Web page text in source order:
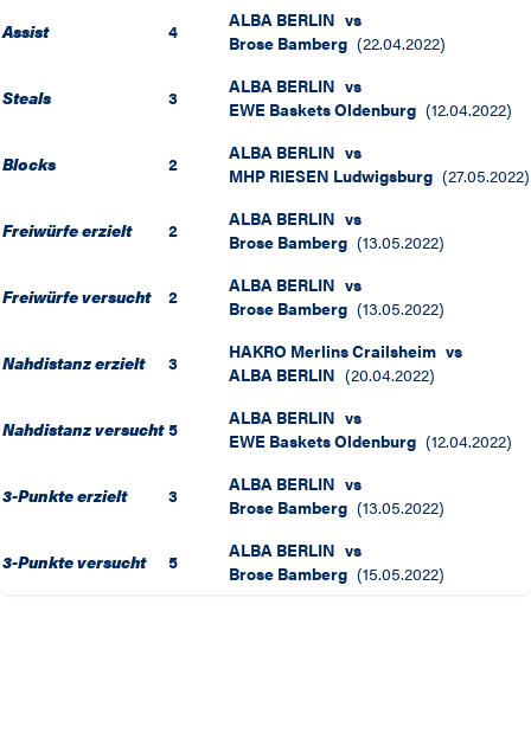
Assist 4 ALBA BERLIN vs
Brose Bamberg (22.04.2022)
Steals 3 ALBA BERLIN vs
EWE Baskets Oldenburg (12.04.2022)
Blocks 2 ALBA BERLIN vs
MHP RIESEN Ludwigsburg (27.05.2022)
Freiwürfe erzielt 2 ALBA BERLIN vs
Brose Bamberg (13.05.2022)
Freiwürfe versucht 2 ALBA BERLIN vs
Brose Bamberg (13.05.2022)
Nahdistanz erzielt 3 HAKRO Merlins Crailsheim vs
ALBA BERLIN (20.04.2022)
Nahdistanz versucht 5 ALBA BERLIN vs
EWE Baskets Oldenburg (12.04.2022)
3-Punkte erzielt 3 ALBA BERLIN vs
Brose Bamberg (13.05.2022)
3-Punkte versucht 5 ALBA BERLIN vs
Brose Bamberg (15.05.2022)